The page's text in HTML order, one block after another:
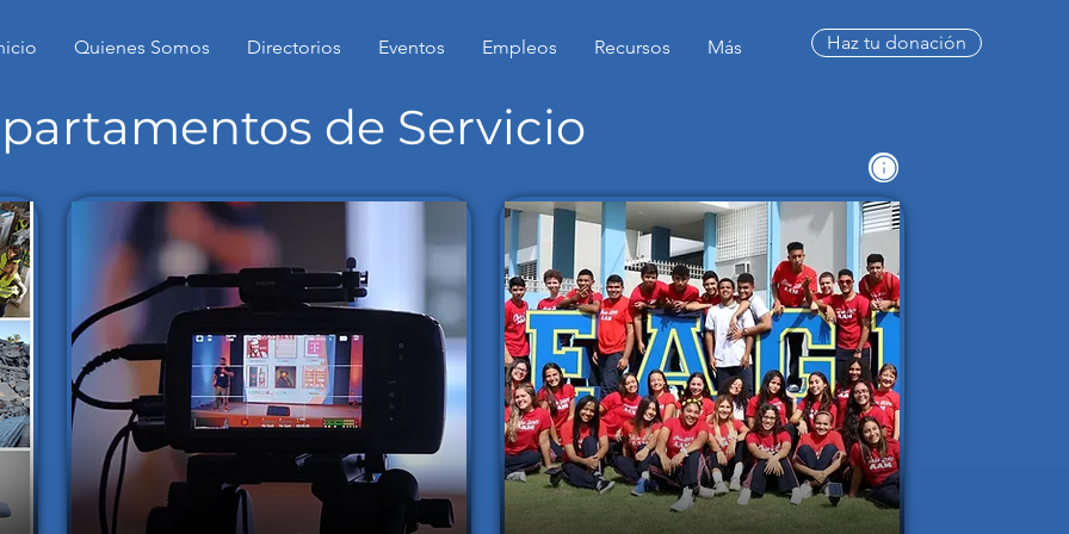
Quienes Somos Directorios Eventos Empleos Recursos Más Haz tu donación
de Servicio